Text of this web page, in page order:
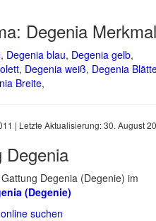
Degenia
, Degenia blau, Degenia gelb,
, Degenia weiß, Degenia
Breite,
| Letzte Aktualisierung:30. August
Degenia
Degenia (Degenie) im
(Degenie)
suchen